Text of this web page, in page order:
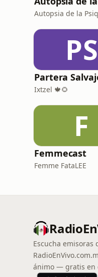
Autopsia de la
PS
Partera
Ixtzel 🍁🌻
F
Femmecast
Femme FataLEE
Escucha emisoras
ánimo — gratis en